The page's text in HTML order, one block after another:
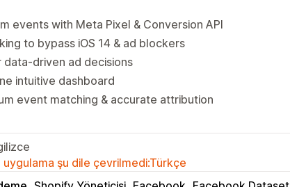
events with Meta Pixel & Conversion API
to bypass iOS 14 & ad blockers
driven ad decisions
intuitive dashboard
event matching & accurate attribution
uygulama şu dile çevrilmedi:Türkçe